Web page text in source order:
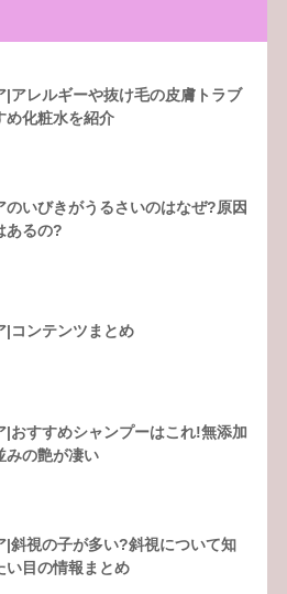
|アレルギーや抜け毛の皮膚トラブ
め化粧水を紹介
のいびきがうるさいのはなぜ?原因
あるの?
|コンテンツまとめ
|おすすめシャンプーはこれ!無添加
みの艶が凄い
|斜視の子が多い?斜視について知
い目の情報まとめ